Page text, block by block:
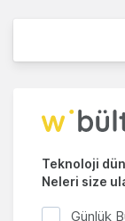
Teknoloji
Neleri size
Günlük